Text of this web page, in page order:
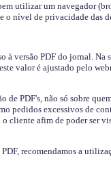
utilizar um navegador
o nível de privacidade das
à versão PDF do jornal. Na
valor é ajustado pelo
PDF's, não só sobre
pedidos excessivos de
cliente afim de poder ser
recomendamos a